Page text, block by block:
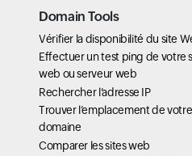
Domain Tools
Vérifier la disponibilité du site
Effectuer un test ping de votre
web ou serveur web
Rechercher l’adresse IP
Trouver l’emplacement de votre
domaine
Comparer les sites web